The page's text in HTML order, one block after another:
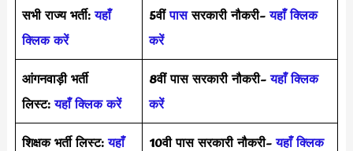
सभी राज्य भर्ती: यहाँ
क्लिक करें
5वींपाससरकारी नौकरी- यहाँ क्लिक
करें
आंगनवाड़ी भर्ती
लिस्ट: यहाँ क्लिक करें
8वीं पास सरकारी नौकरी- यहाँ क्लिक
करें
शिक्षक भर्ती लिस्ट: यहाँ
10वी पास सरकारी नौकरी- यहाँ क्लिक